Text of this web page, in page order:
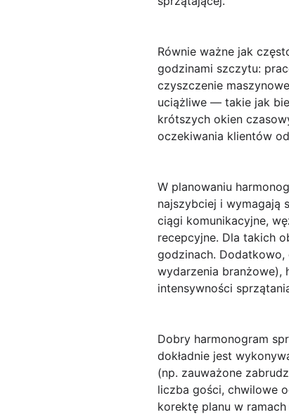
Równie ważne jak
godzinami szczytu:
czyszczenie
uciążliwe — takie jak
krótszych okien
oczekiwania klientów
W planowaniu
najszybciej i wymagają
ciągi komunikacyjne,
recepcyjne. Dla takich
godzinach.
wydarzenia branżowe),
intensywności
Dobry harmonogram
dokładnie jest
(np. zauważone
liczba gości, chwilowe
korektę planu w